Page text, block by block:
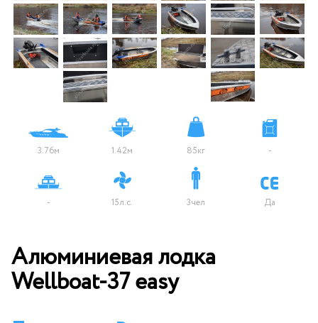
3.76м 1.42м 85кг -
- 15л.с. 3чел Да
Алюминиевая лодка
Wellboat-37 easy